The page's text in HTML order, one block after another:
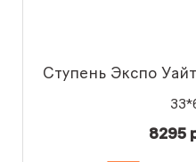
Ступень Экспо
8295